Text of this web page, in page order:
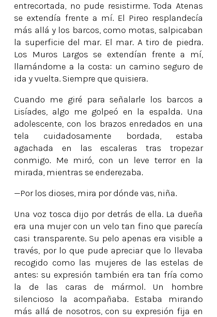
entrecortada, no pude resistirme. Toda Atenas
se extendía frente a mí. El Pireo resplandecía
más allá y los barcos, como motas, salpicaban
la superficie del mar. El mar. A tiro de piedra.
Los Muros Largos se extendían frente a mí,
llamándome a la costa: un camino seguro de
ida y vuelta. Siempre que quisiera.
Cuando me giré para señalarle los barcos a
Lisíades, algo me golpeó en la espalda. Una
adolescente, con los brazos enredados en una
tela cuidadosamente bordada, estaba
agachada en las escaleras tras tropezar
conmigo. Me miró, con un leve terror en la
mirada, mientras se enderezaba.
—Por los dioses, mira por dónde vas, niña.
Una voz tosca dijo por detrás de ella. La dueña
era una mujer con un velo tan fino que parecía
casi transparente. Su pelo apenas era visible a
través, por lo que pude apreciar que lo llevaba
recogido como las mujeres de las estelas de
antes: su expresión también era tan fría como
la de las caras de mármol. Un hombre
silencioso la acompañaba. Estaba mirando
más allá de nosotros, con su expresión fija en